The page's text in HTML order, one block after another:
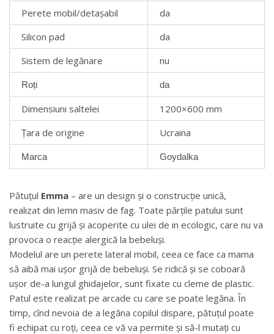
Perete mobil/detașabil
da
Silicon pad
da
Sistem de legănare
nu
Roți da
Dimensiuni saltelei
1200×600 mm
Țara de origine
Ucraina
Marca Goydalka
Pătuțul Emma – are un design și o construcție unică,
realizat din lemn masiv de fag. Toate părțile patului sunt
lustruite cu grijă și acoperite cu ulei de in ecologic, care nu va
provoca o reacție alergică la bebeluși.
Modelul are un perete lateral mobil, ceea ce face ca mama
să aibă mai ușor grijă de bebeluși. Se ridică și se coboară
ușor de-a lungul ghidajelor, sunt fixate cu cleme de plastic.
Patul este realizat pe arcade cu care se poate legăna. În
timp, cînd nevoia de a legăna copilul dispare, pătuțul poate
fi echipat cu roți, ceea ce vă va permite și să-l mutați cu